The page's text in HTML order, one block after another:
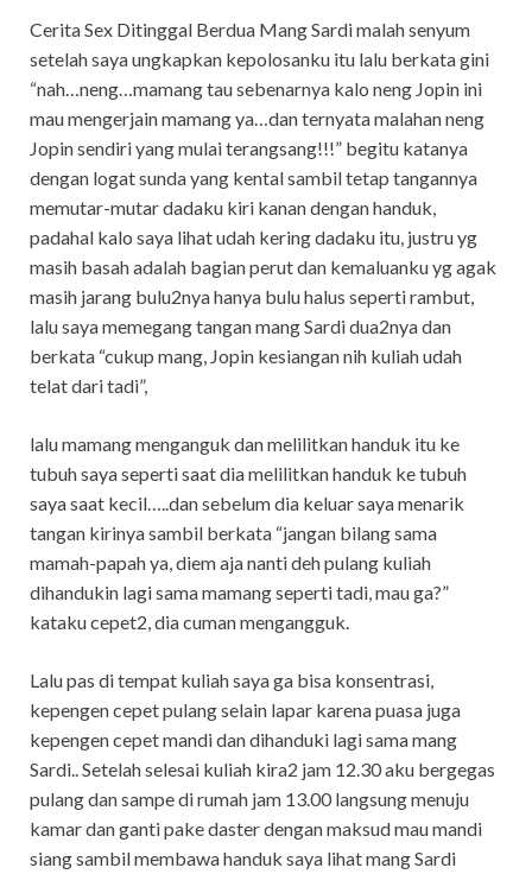
Cerita Sex Ditinggal Berdua Mang Sardi malah senyum
setelah saya ungkapkan kepolosanku itu lalu berkata gini
“nah…neng…mamang tau sebenarnya kalo neng Jopin ini
mau mengerjain mamang ya…dan ternyata malahan neng
Jopin sendiri yang mulai terangsang!!!” begitu katanya
dengan logat sunda yang kental sambil tetap tangannya
memutar-mutar dadaku kiri kanan dengan handuk,
padahal kalo saya lihat udah kering dadaku itu, justru yg
masih basah adalah bagian perut dan kemaluanku yg agak
masih jarang bulu2nya hanya bulu halus seperti rambut,
lalu saya memegang tangan mang Sardi dua2nya dan
berkata “cukup mang, Jopin kesiangan nih kuliah udah
telat dari tadi”,
lalu mamang menganguk dan melilitkan handuk itu ke
tubuh saya seperti saat dia melilitkan handuk ke tubuh
saya saat kecil…..dan sebelum dia keluar saya menarik
tangan kirinya sambil berkata “jangan bilang sama
mamah-papah ya, diem aja nanti deh pulang kuliah
dihandukin lagi sama mamang seperti tadi, mau ga?”
kataku cepet2, dia cuman mengangguk.
Lalu pas di tempat kuliah saya ga bisa konsentrasi,
kepengen cepet pulang selain lapar karena puasa juga
kepengen cepet mandi dan dihanduki lagi sama mang
Sardi.. Setelah selesai kuliah kira2 jam 12.30 aku bergegas
pulang dan sampe di rumah jam 13.00 langsung menuju
kamar dan ganti pake daster dengan maksud mau mandi
siang sambil membawa handuk saya lihat mang Sardi